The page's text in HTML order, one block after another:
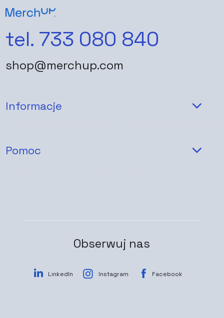
tel. 733 080 840
shop@merchup.com
Informacje
Pomoc
Obserwuj nas
LinkedIn Instagram Facebook